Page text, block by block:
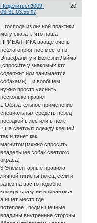
Поделиться 20
2009-
03-31 03:55:07
...господа из личной практики
могу сказать что наша
ПРИБАЛТИКА вааще очень
неблагоприятное место по
Энцефалиту и Болезни Лайма
(спросите у знакомых кто
содержит или занимается
собаками) ...и вообщем
нужно просто уяснить
несколько правил
1.Обязательное применение
специальных средств перед
поездкой в лес или в поле
2.На светлую одежду клещей
так и тянет как
магнитом(можно спросить
владельцев собак светлого
окраса)
3.Элементарные правила
личной гигиены (клещ если и
залез на вас то подобно
комару сразу не впиваеться
а ищет место где
потеплее...подмышечные
впадины внутренние стороны